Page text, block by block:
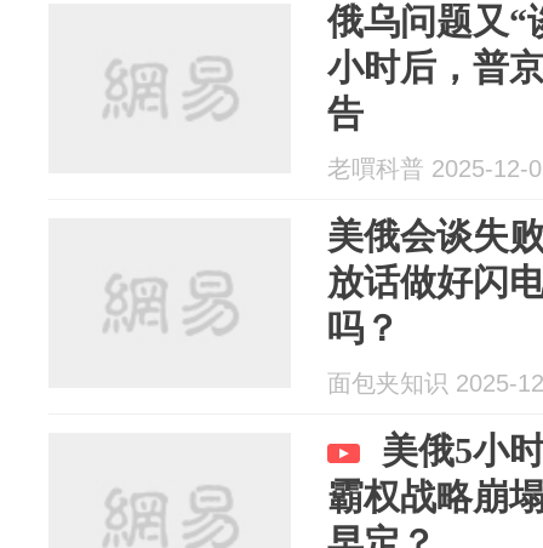
俄乌问题又“
小时后，普
告
老嘪科普 2025-12-
美俄会谈失
放话做好闪
吗？
面包夹知识 2025-
美俄5小
霸权战略崩